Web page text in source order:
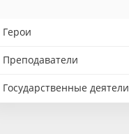
Герои
Преподаватели
Государственные деятели